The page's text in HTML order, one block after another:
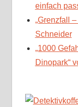
einfach
„Grenzfall
Schneider
„1000
Dinopark“